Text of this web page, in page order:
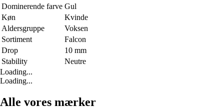
Dominerende farve Gul
Køn
Kvinde
Aldersgruppe
Voksen
Sortiment
Falcon
Drop
10 mm
Stability
Neutre
Loading...
Loading...
Alle vores mærker